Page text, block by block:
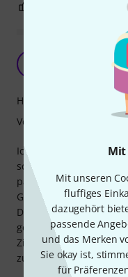
Mit
Mit unseren
fluffiges
dazugehört
passende
und das Merken
Sie okay ist,
für
Passt doch alles.
der
Ich habe aufgrund
schlimmste befürchtet
passende Tasche
Glück enttäuscht.
Der Nord Wave 2
gebettet. Die
Zickig aber ließen sich
zufrieden.
Handling
Verarbeitung